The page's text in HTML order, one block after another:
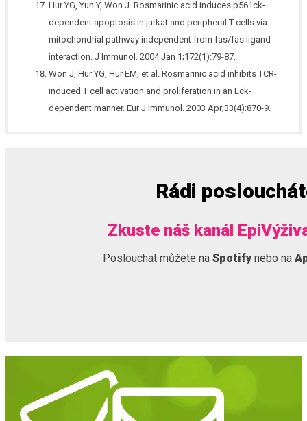
Hur YG, Yun Y, Won J. Rosmarinic acid induces p561ck-
dependent apoptosis in jurkat and peripheral T cells via
mitochondrial pathway independent from fas/fas ligand
interaction. J Immunol. 2004 Jan 1;172(1):79-87.
Won J, Hur YG, Hur EM, et al. Rosmarinic acid inhibits TCR-
induced T cell activation and proliferation in an Lck-
dependent manner. Eur J Immunol. 2003 Apr;33(4):870-9.
Rádi
Zkuste náš kanál
Poslouchat můžete na Spotify nebo na